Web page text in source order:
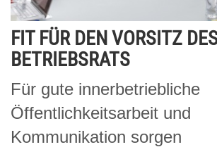
FIT FÜR DEN VORSITZ
BETRIEBSRATS
Für gute innerbetriebliche
Öffentlichkeitsarbeit und
Kommunikation sorgen